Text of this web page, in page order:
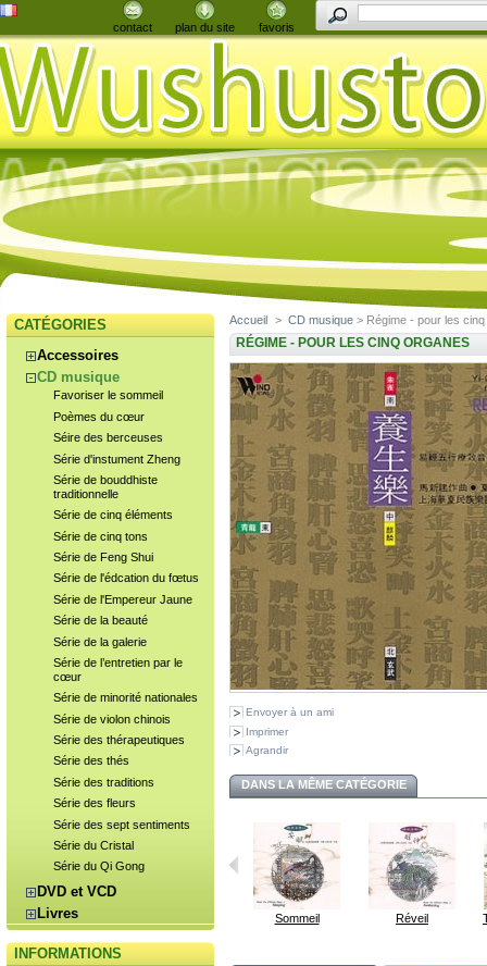
contact plan du site favoris
CATÉGORIES
Accessoires
CD musique
Favoriser le sommeil
Poèmes du cœur
Séire des berceuses
Série d'instument Zheng
Série de bouddhiste
traditionnelle
Série de cinq éléments
Série de cinq tons
Série de Feng Shui
Série de l'édcation du fœtus
Série de l'Empereur Jaune
Série de la beauté
Série de la galerie
Série de l’entretien par le
cœur
Série de minorité nationales
Série de violon chinois
Série des thérapeutiques
Série des thés
Série des traditions
Série des fleurs
Série des sept sentiments
Série du Cristal
Série du Qi Gong
DVD et VCD
Livres
INFORMATIONS
Accueil > CD musique > Régime - pour les
RÉGIME - POUR LES CINQ ORGANES
Envoyer à un ami
Imprimer
Agrandir
DANS LA MÊME CATÉGORIE
Sommeil Réveil